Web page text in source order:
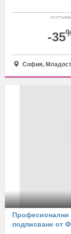
отстъпка
-35
София, Младост
Професионални
подписване от